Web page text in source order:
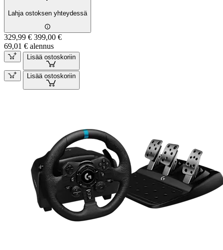
Lahja ostoksen yhteydessä
329,99 € 399,00 €
69,01 € alennus
Lisää ostoskoriin
Lisää ostoskoriin